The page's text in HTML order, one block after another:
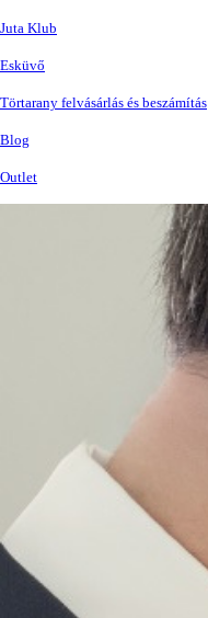
Juta Klub
Esküvő
Törtarany felvásárlás és beszámítás
Blog
Outlet